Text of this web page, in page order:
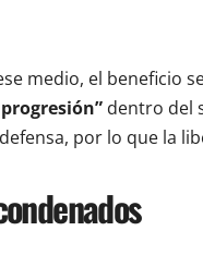
medio, el beneficio
dentro del
por lo que la